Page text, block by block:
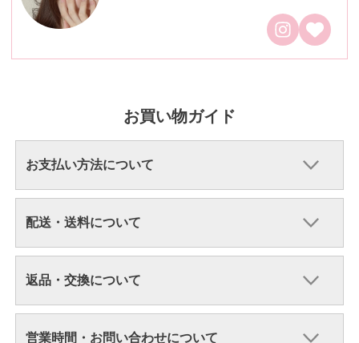
お買い物ガイド
お支払い方法について
配送・送料について
返品・交換について
営業時間・お問い合わせについて